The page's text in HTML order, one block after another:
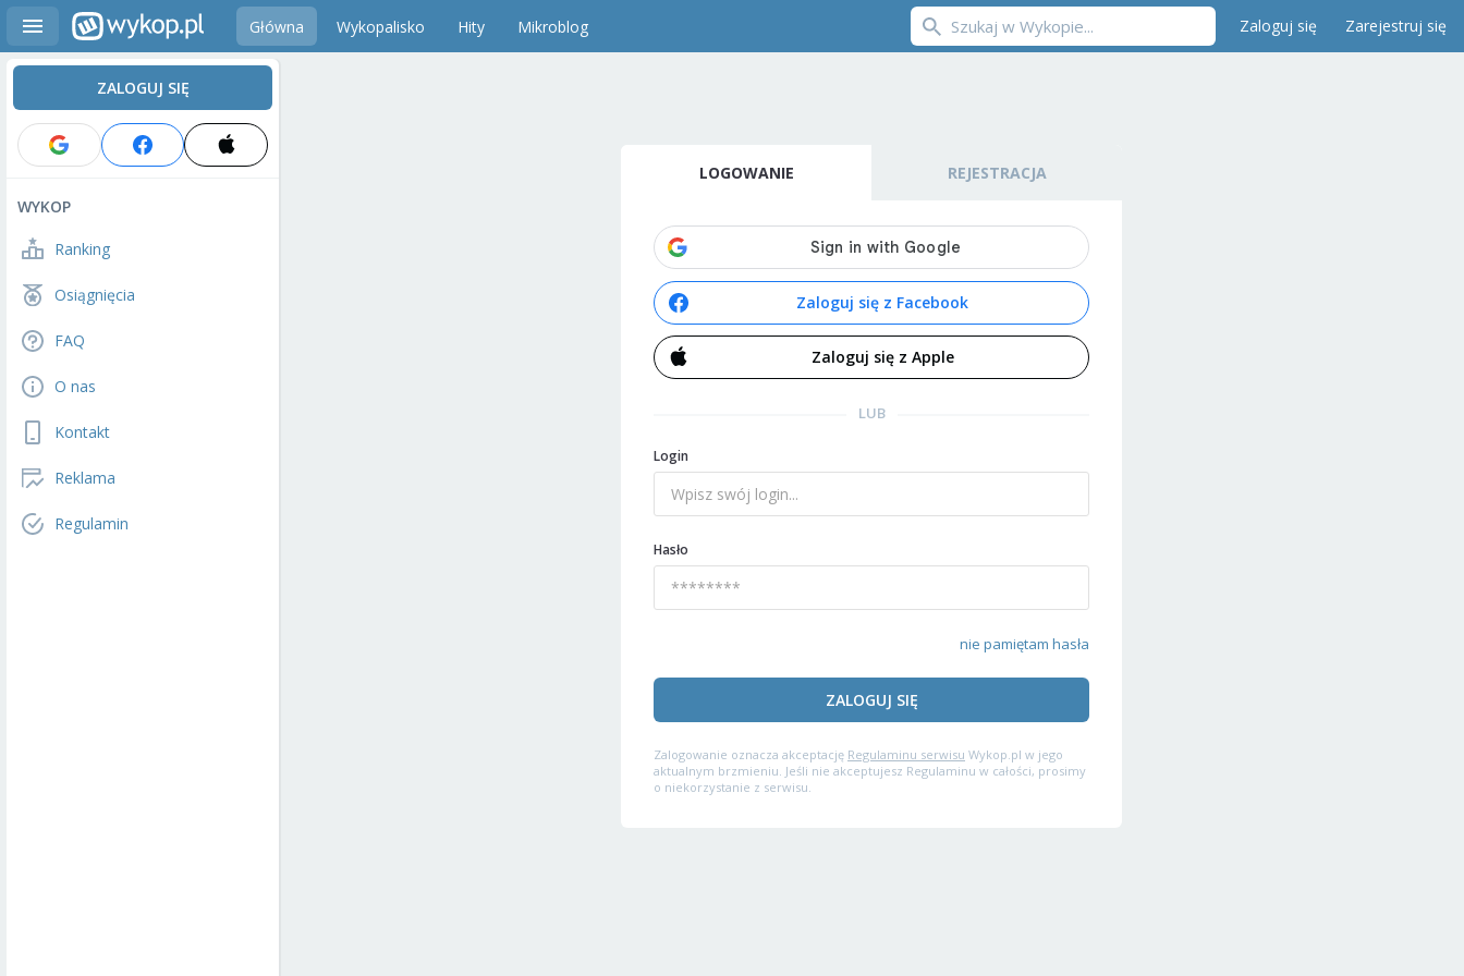
Główna Wykopalisko Hity Mikroblog Zaloguj się Zarejestruj się
ZALOGUJ SIĘ
WYKOP
Ranking
Osiągnięcia
FAQ
O nas
Kontakt
Reklama
Regulamin
LOGOWANIE REJESTRACJA
Zaloguj się z Facebook
Zaloguj się z Apple
LUB
Login
Hasło
nie pamiętam hasła
ZALOGUJ SIĘ
Zalogowanie oznacza akceptację Regulaminu serwisu Wykop.pl w jego
aktualnym brzmieniu. Jeśli nie akceptujesz Regulaminu w całości, prosimy
o niekorzystanie z serwisu.